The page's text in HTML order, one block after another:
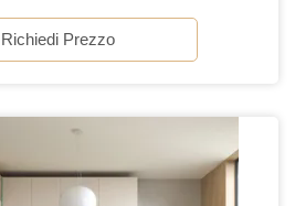
Richiedi Prezzo